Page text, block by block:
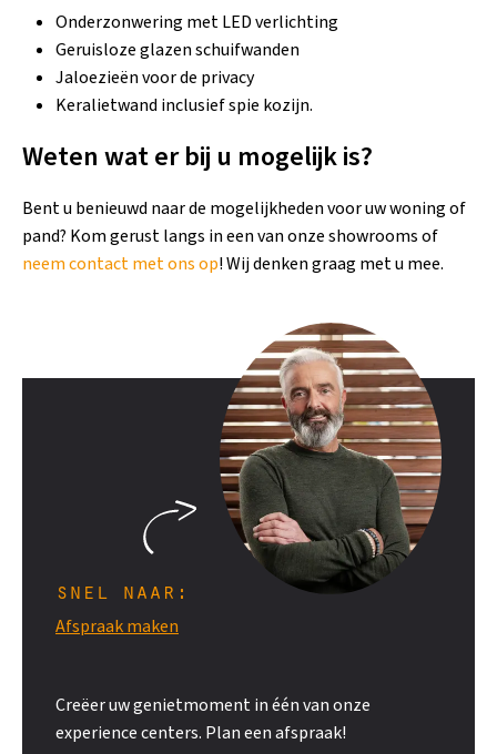
Onderzonwering met LED verlichting
Geruisloze glazen schuifwanden
Jaloezieën voor de privacy
Keralietwand inclusief spie kozijn.
Weten wat er bij u mogelijk is?
Bent u benieuwd naar de mogelijkheden voor uw woning of
pand? Kom gerust langs in een van onze showrooms of
neem contact met ons op! Wij denken graag met u mee.
snel naar:
Afspraak maken
Creëer uw genietmoment in één van onze
experience centers. Plan een afspraak!